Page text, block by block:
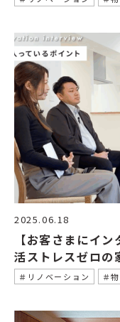
2025.06.18
【お客さまにイ
活ストレスゼロの
＃リノベーション ＃